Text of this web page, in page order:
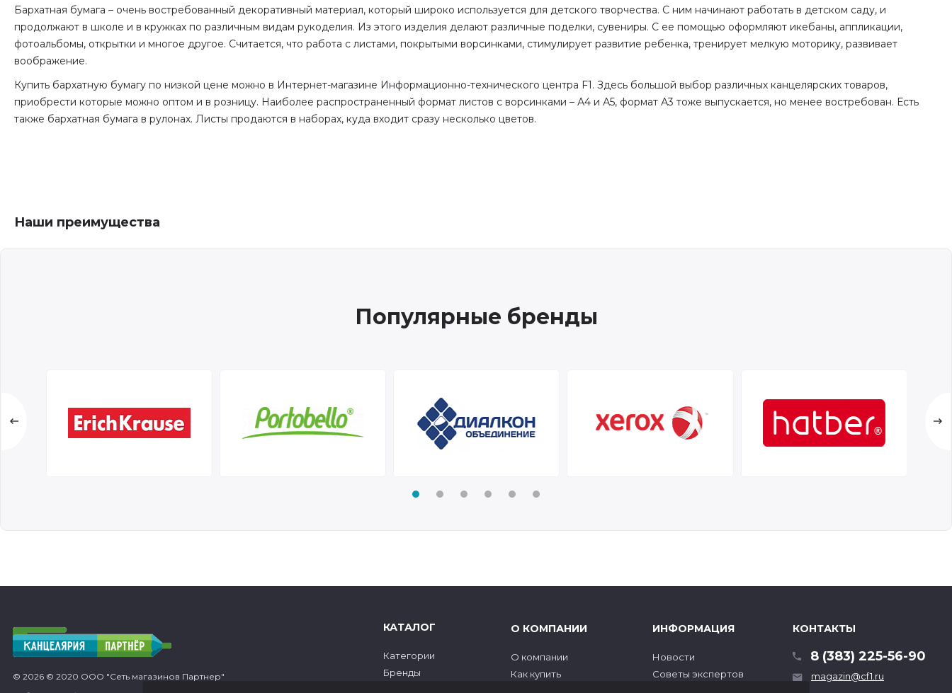
Бархатная бумага – очень востребованный декоративный материал, который широко используется для детского творчества. С ним начинают работать в детском саду, и
продолжают в школе и в кружках по различным видам рукоделия. Из этого изделия делают различные поделки, сувениры. С ее помощью оформляют икебаны, аппликации,
фотоальбомы, открытки и многое другое. Считается, что работа с листами, покрытыми ворсинками, стимулирует развитие ребенка, тренирует мелкую моторику, развивает
воображение.
Купить бархатную бумагу по низкой цене можно в Интернет-магазине Информационно-технического центра F1. Здесь большой выбор различных канцелярских товаров,
приобрести которые можно оптом и в розницу. Наиболее распространенный формат листов с ворсинками – А4 и А5, формат А3 тоже выпускается, но менее востребован. Есть
также бархатная бумага в рулонах. Листы продаются в наборах, куда входит сразу несколько цветов.
Наши преимущества
Популярные бренды
© 2026 © 2020 ООО "Сеть магазинов Партнер"
КАТАЛОГ
Категории
Бренды
О КОМПАНИИ
О компании
Как купить
ИНФОРМАЦИЯ
Новости
Советы экспертов
КОНТАКТЫ
8 (383) 225-56-90
magazin@cf1.ru